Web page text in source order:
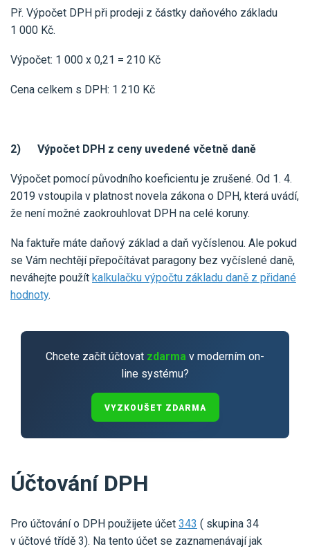
Př. Výpočet DPH při prodeji z částky daňového základu
1 000 Kč.
Výpočet: 1 000 x 0,21 = 210 Kč
Cena celkem s DPH: 1 210 Kč
2) Výpočet DPH z ceny uvedené včetně daně
Výpočet pomocí původního koeficientu je zrušené. Od 1. 4.
2019 vstoupila v platnost novela zákona o DPH, která uvádí,
že není možné zaokrouhlovat DPH na celé koruny.
Na faktuře máte daňový základ a daň vyčíslenou. Ale pokud
se Vám nechtějí přepočítávat paragony bez vyčíslené daně,
neváhejte použít kalkulačku výpočtu základu daně z přidané
hodnoty.
Chcete začít účtovat zdarma v moderním on-
line systému?
VYZKOUŠET ZDARMA
Účtování DPH
Pro účtování o DPH použijete účet 343 ( skupina 34
v účtové třídě 3). Na tento účet se zaznamenávají jak